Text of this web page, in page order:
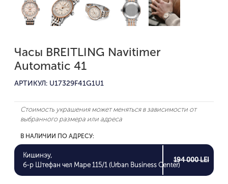
Часы BREITLING Navitimer
Automatic 41
АРТИКУЛ: U17329F41G1U1
Стоимость украшения может меняться в зависимости от
выбранного размера или адреса
В НАЛИЧИИ ПО АДРЕСУ:
Кишинэу,
б-р Штефан чел Маре 115/1 (Urban Business Center)
194 000 LEI